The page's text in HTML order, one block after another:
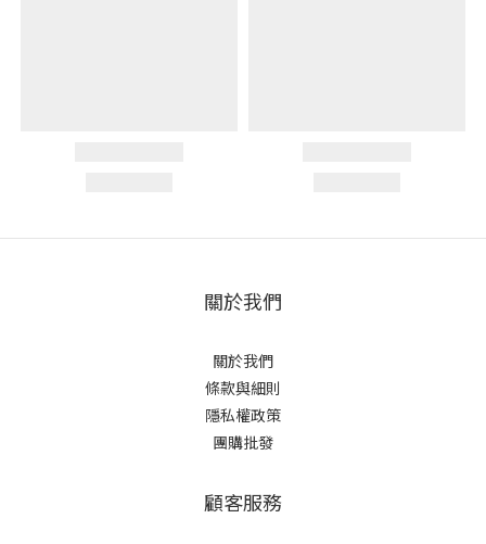
關於我們
關於我們
條款與細則
隱私權政策
團購批發
顧客服務